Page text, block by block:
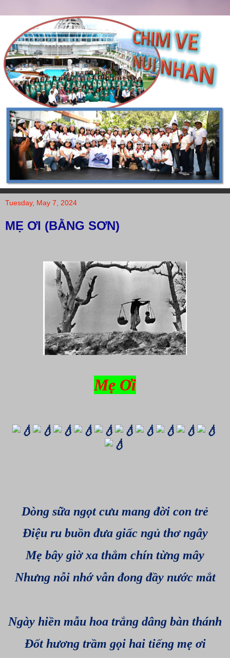
Tuesday, May 7, 2024
MẸ ƠI (BẰNG SƠN)
Mẹ Ơi
Dòng sữa ngọt cưu mang đời con trẻ
Điệu ru buồn đưa giấc ngủ thơ ngây
Mẹ bây giờ xa thẳm chín từng mây
Nhưng nỗi nhớ vẫn đong đầy nước mắt
Ngày hiền mẫu hoa trắng dâng bàn thánh
Đốt hương trầm gọi hai tiếng mẹ ơi